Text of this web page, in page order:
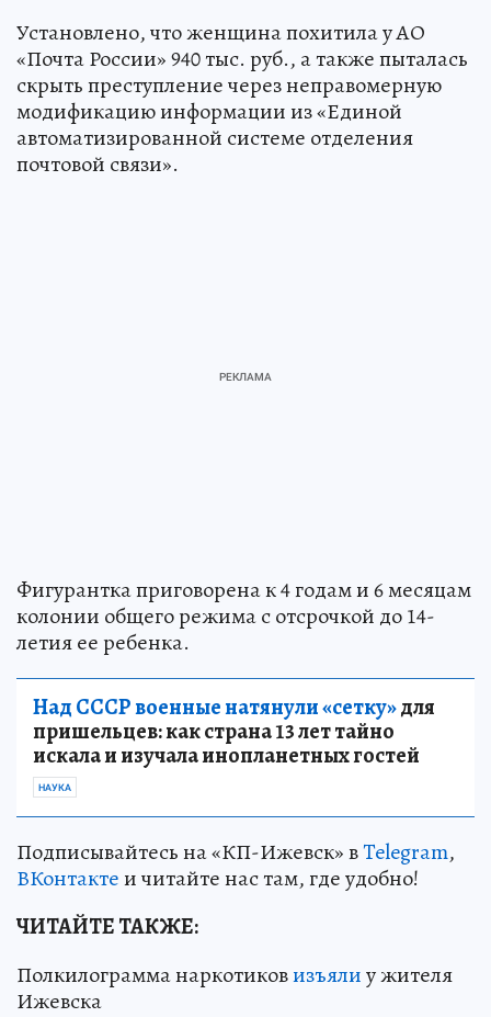
Установлено, что женщина похитила у АО
«Почта России» 940 тыс. руб., а также пыталась
скрыть преступление через неправомерную
модификацию информации из «Единой
автоматизированной системе отделения
почтовой связи».
Фигурантка приговорена к 4 годам и 6 месяцам
колонии общего режима с отсрочкой до 14-
летия ее ребенка.
Над СССР военные натянули «сетку»для
пришельцев: как страна 13 лет тайно
искала и изучала инопланетных гостей
НАУКА
Подписывайтесь на «КП-Ижевск» вTelegram,
ВКонтактеи читайте нас там, где удобно!
ЧИТАЙТЕ ТАКЖЕ:
Полкилограмма наркотиковизъялиу жителя
Ижевска